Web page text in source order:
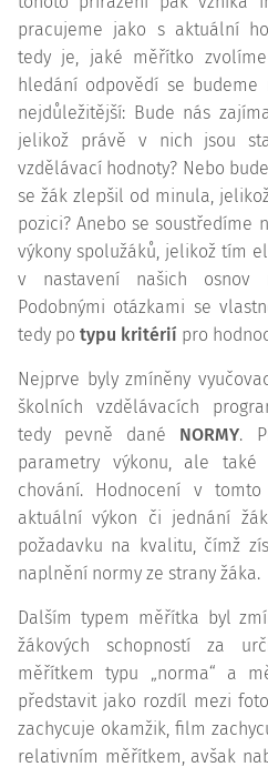
pracujeme jako s aktuální
tedy je, jaké měřítko
hledání odpovědí se
nejdůležitější: Bude nás
jelikož právě v nich jsou
vzdělávací hodnoty? Nebo
se žák zlepšil od minula,
pozici? Anebo se soustředíme
výkony spolužáků, jelikož tím
v nastavení našich osnov
Podobnými otázkami se
tedy po typu kritérií pro
Nejprve byly zmíněny
školních vzdělávacích
tedy pevně dané NORMY.
parametry výkonu, ale
chování. Hodnocení v
aktuální výkon či jednání
požadavku na kvalitu, čímž
naplnění normy ze strany žáka.
Dalším typem měřítka byl
žákových schopností za
měřítkem typu „norma“ a
představit jako rozdíl mezi
zachycuje okamžik, film
relativním měřítkem, avšak